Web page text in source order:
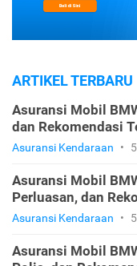
ARTIKEL TERBARU
Asuransi Mobil
dan Rekomendasi
Asuransi Kendaraan •
Asuransi Mobil
Perluasan, dan
Asuransi Kendaraan •
Asuransi Mobil